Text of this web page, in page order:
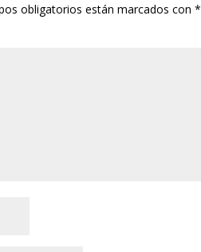
obligatorios están marcados con*